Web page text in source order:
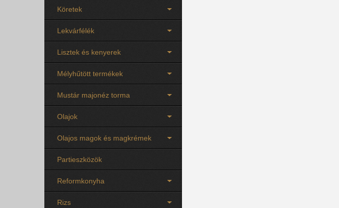
Köretek
Lekvárfélék
Lisztek és kenyerek
Mélyhűtött termékek
Mustár majonéz torma
Olajok
Olajos magok és magkrémek
Partieszközök
Reformkonyha
Rizs